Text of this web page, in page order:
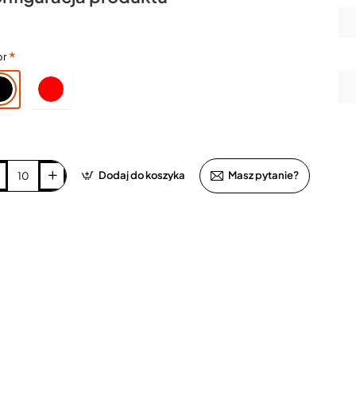
Dodaj do koszyka Masz pytanie?